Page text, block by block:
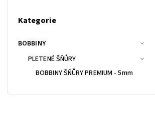
Kategorie
BOBBINY
PLETENÉ ŠŇŮRY
BOBBINY ŠŇŮRY PREMIUM - 5mm